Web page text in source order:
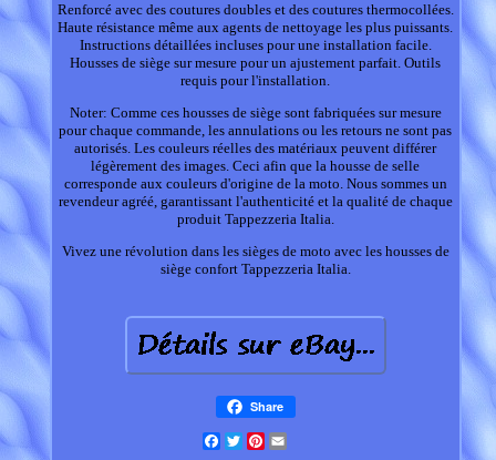
Renforcé avec des coutures doubles et des coutures thermocollées.
Haute résistance même aux agents de nettoyage les plus puissants.
Instructions détaillées incluses pour une installation facile.
Housses de siège sur mesure pour un ajustement parfait. Outils
requis pour l'installation.
Noter: Comme ces housses de siège sont fabriquées sur mesure
pour chaque commande, les annulations ou les retours ne sont pas
autorisés. Les couleurs réelles des matériaux peuvent différer
légèrement des images. Ceci afin que la housse de selle
corresponde aux couleurs d'origine de la moto. Nous sommes un
revendeur agréé, garantissant l'authenticité et la qualité de chaque
produit Tappezzeria Italia.
Vivez une révolution dans les sièges de moto avec les housses de
siège confort Tappezzeria Italia.
Share
Facebook
TwitterPinterest